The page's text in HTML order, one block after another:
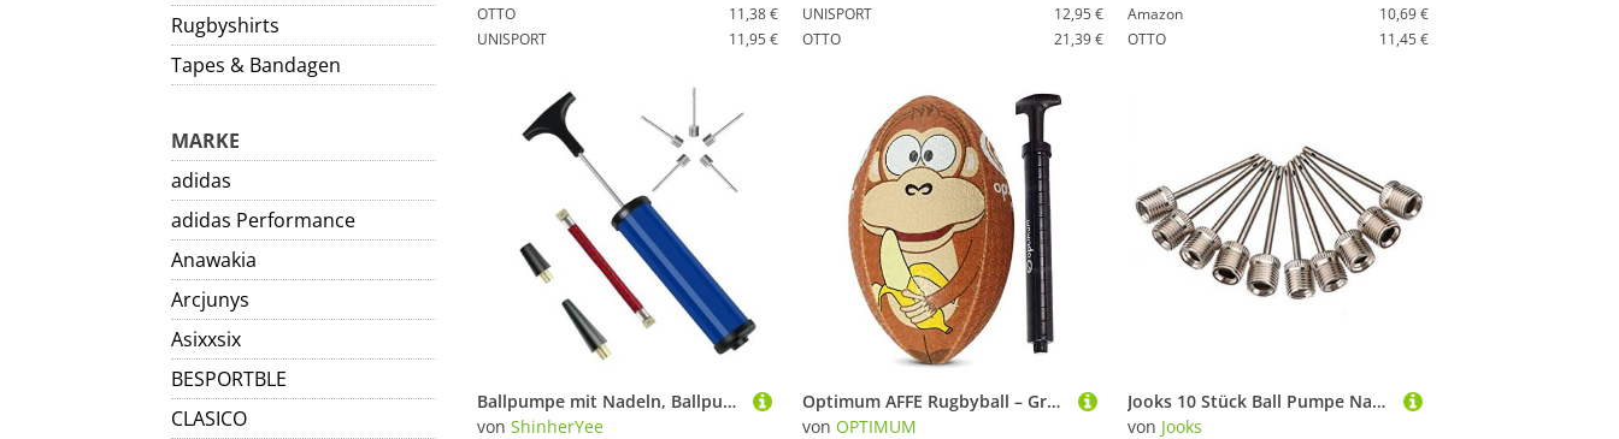
Rugbyshirts
Tapes & Bandagen
MARKE
adidas
adidas Performance
Anawakia
Arcjunys
Asixxsix
BESPORTBLE
CLASICO
OTTO
11,38 €
UNISPORT
11,95 €
UNISPORT
12,95 €
OTTO
21,39 €
Amazon
10,69 €
OTTO
11,45 €
Ballpumpe mit Nadeln, Ballpumpe Fußball mit 5 Ball Pumpe Nadeln,1 aufblasbarer Verlängerungsschlauch,1 lange Düse,1 kurze Düse für Basketball Volleyball Rugby Ball Badezubehör Andere Aufblasbare Bälle
von ShinherYee
Optimum AFFE Rugbyball – Größe 3 – mit Pumpe
von OPTIMUM
Jooks 10 Stück Ball Pumpe Nadel Ventilnadel Ballnadel Hohlnadel für Ballpumpe Fußball Schraubgewinde Nadeln für Fußbälle Rugby-Bälle Volleybälle
von Jooks